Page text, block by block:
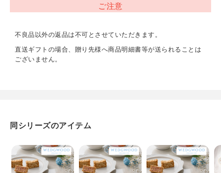
ご注意
不良品以外の返品は不可とさせていただきます。
直送ギフトの場合、贈り先様へ商品明細書等が送られることは
ございません。
同シリーズのアイテム